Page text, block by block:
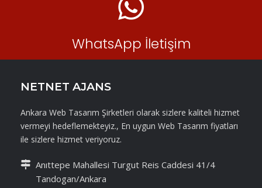
WhatsApp İletişim
NETNET AJANS
Ankara Web Tasarım Şirketleri olarak sizlere kaliteli hizmet
vermeyi hedeflemekteyiz., En uygun Web Tasarım fiyatları
ile sizlere hizmet veriyoruz.
Anıttepe Mahallesi Turgut Reis Caddesi 41/4
Tandogan/Ankara